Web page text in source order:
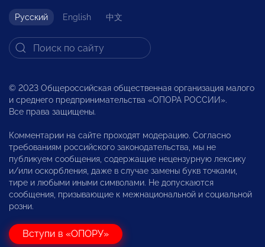
Русский English 中文
© 2023 Общероссийская общественная организация малого
и среднего предпринимательства «ОПОРА РОССИИ».
Все права защищены.
Комментарии на сайте проходят модерацию. Согласно
требованиям российского законодательства, мы не
публикуем сообщения, содержащие нецензурную лексику
и/или оскорбления, даже в случае замены букв точками,
тире и любыми иными символами. Не допускаются
сообщения, призывающие к межнациональной и социальной
розни.
Вступи в «ОПОРУ»